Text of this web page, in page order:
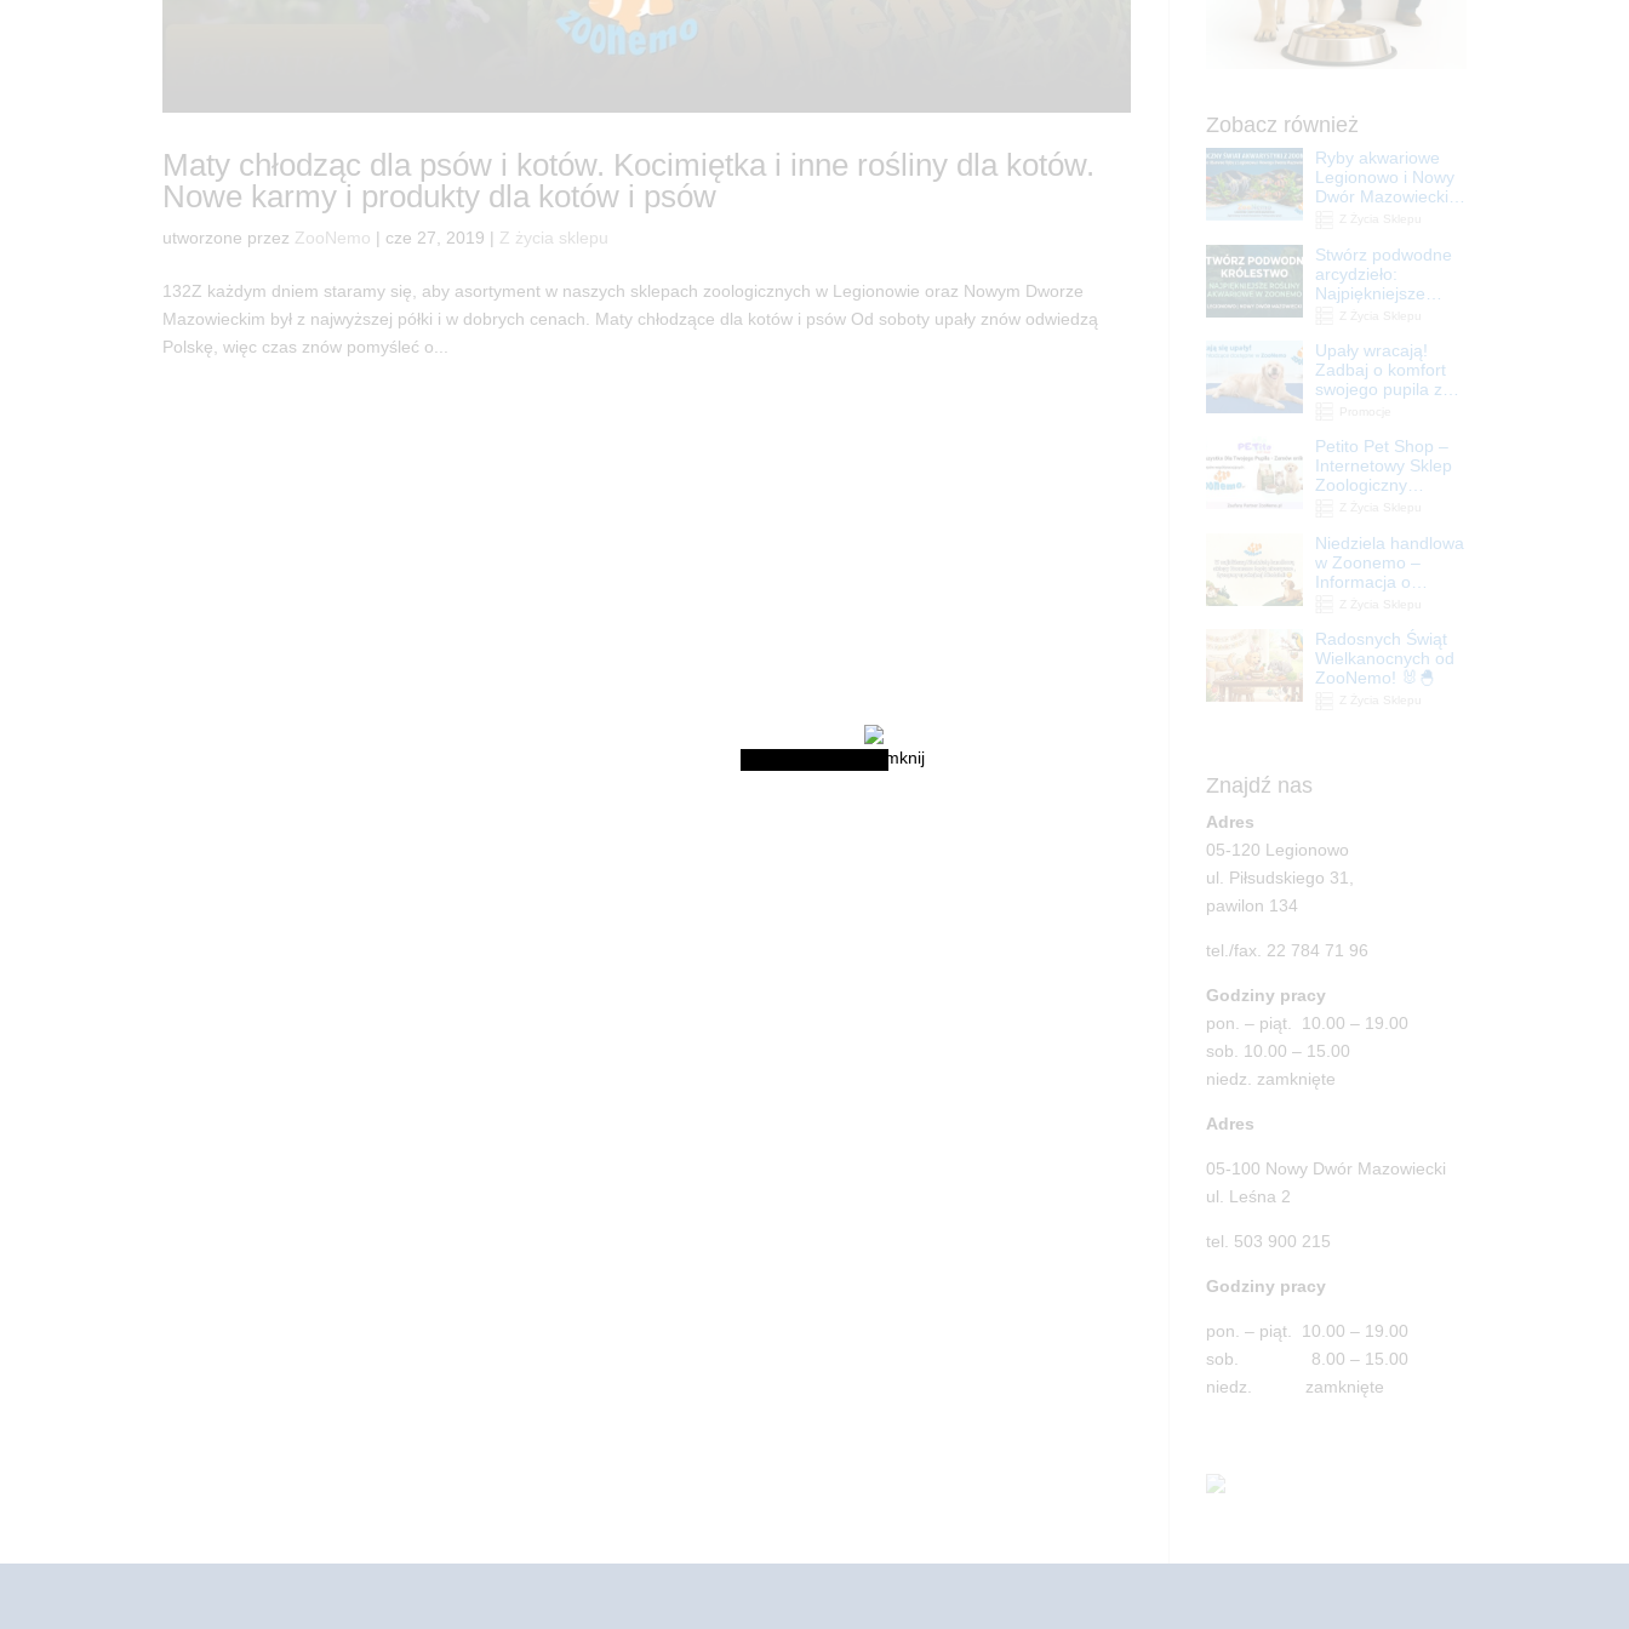
Maty chłodząc dla psów i kotów. Kocimiętka i inne rośliny dla kotów.
Nowe karmy i produkty dla kotów i psów
utworzone przez ZooNemo | cze 27, 2019 | Z życia sklepu
132Z każdym dniem staramy się, aby asortyment w naszych sklepach zoologicznych w Legionowie oraz Nowym Dworze
Mazowieckim był z najwyższej półki i w dobrych cenach. Maty chłodzące dla kotów i psów Od soboty upały znów odwiedzą
Polskę, więc czas znów pomyśleć o...
Zobacz również
Ryby akwariowe
Legionowo i Nowy
Dwór Mazowiecki –
Stwórz podwodne
arcydzieło:
Najpiękniejsze
Legionowo i Nowy
Dwór Mazowiecki
Upały wracają!
Zadbaj o komfort
swojego pupila z
ZooNemo
Petito Pet Shop –
Internetowy Sklep
Zoologiczny
| ZooNemo
Niedziela handlowa
w Zoonemo –
Informacja o
Radosnych Świąt
Wielkanocnych od
ZooNemo! 🐰🐣
Znajdź nas
Adres
05-120 Legionowo
ul. Piłsudskiego 31,
pawilon 134
tel./fax. 22 784 71 96
Godziny pracy
pon. – piąt. 10.00 – 19.00
sob. 10.00 – 15.00
niedz. zamknięte
Adres
05-100 Nowy Dwór Mazowiecki
ul. Leśna 2
tel. 503 900 215
Godziny pracy
pon. – piąt. 10.00 – 19.00
sob. 8.00 – 15.00
niedz. zamknięte